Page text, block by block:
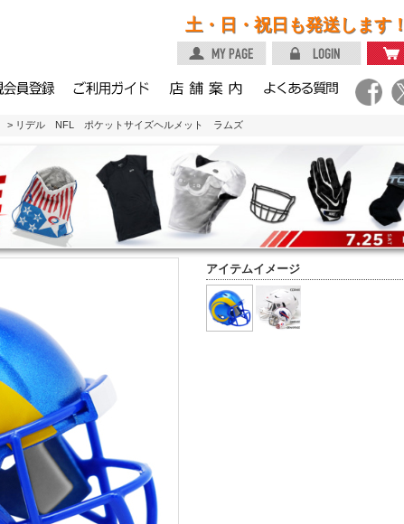
土・日・祝日も発送します！
> リデル NFL ポケットサイズヘルメット ラムズ
アイテムイメージ